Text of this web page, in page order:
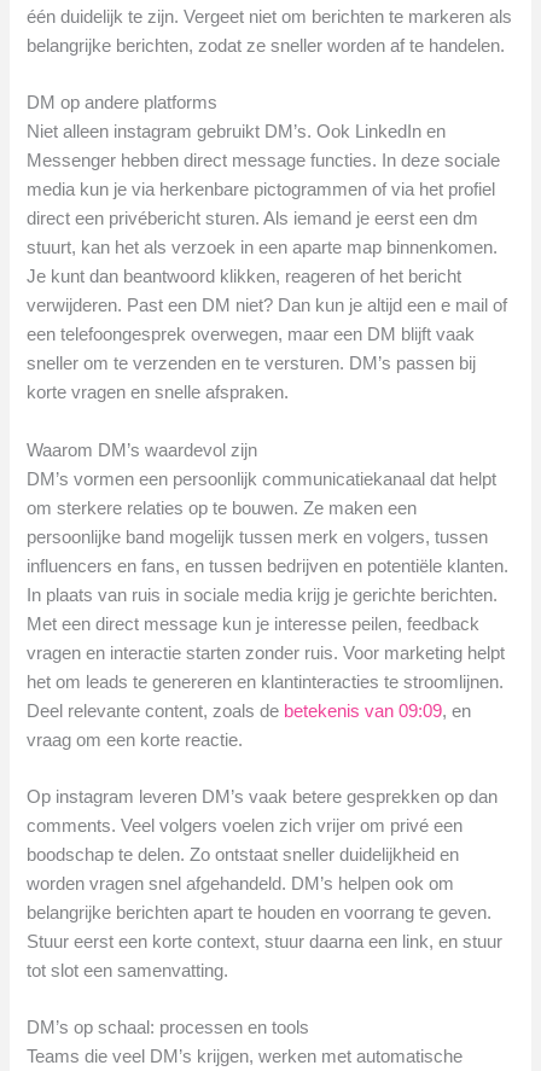
één duidelijk te zijn. Vergeet niet om berichten te markeren als
belangrijke berichten, zodat ze sneller worden af te handelen.
DM op andere platforms
Niet alleen instagram gebruikt DM’s. Ook LinkedIn en
Messenger hebben direct message functies. In deze sociale
media kun je via herkenbare pictogrammen of via het profiel
direct een privébericht sturen. Als iemand je eerst een dm
stuurt, kan het als verzoek in een aparte map binnenkomen.
Je kunt dan beantwoord klikken, reageren of het bericht
verwijderen. Past een DM niet? Dan kun je altijd een e mail of
een telefoongesprek overwegen, maar een DM blijft vaak
sneller om te verzenden en te versturen. DM’s passen bij
korte vragen en snelle afspraken.
Waarom DM’s waardevol zijn
DM’s vormen een persoonlijk communicatiekanaal dat helpt
om sterkere relaties op te bouwen. Ze maken een
persoonlijke band mogelijk tussen merk en volgers, tussen
influencers en fans, en tussen bedrijven en potentiële klanten.
In plaats van ruis in sociale media krijg je gerichte berichten.
Met een direct message kun je interesse peilen, feedback
vragen en interactie starten zonder ruis. Voor marketing helpt
het om leads te genereren en klantinteracties te stroomlijnen.
Deel relevante content, zoals de betekenis van 09:09, en
vraag om een korte reactie.
Op instagram leveren DM’s vaak betere gesprekken op dan
comments. Veel volgers voelen zich vrijer om privé een
boodschap te delen. Zo ontstaat sneller duidelijkheid en
worden vragen snel afgehandeld. DM’s helpen ook om
belangrijke berichten apart te houden en voorrang te geven.
Stuur eerst een korte context, stuur daarna een link, en stuur
tot slot een samenvatting.
DM’s op schaal: processen en tools
Teams die veel DM’s krijgen, werken met automatische